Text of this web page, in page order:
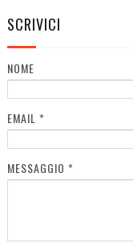
SCRIVICI
NOME
EMAIL *
MESSAGGIO *